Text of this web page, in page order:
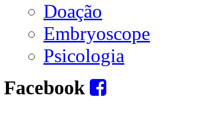
Doação
Embryoscope
Psicologia
Facebook